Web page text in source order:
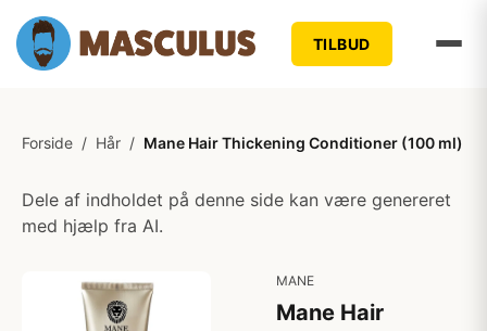
TILBUD
Forside / Hår / Mane Hair Thickening Conditioner (100 ml)
Dele af indholdet på denne side kan være genereret
med hjælp fra AI.
MANE
Mane Hair